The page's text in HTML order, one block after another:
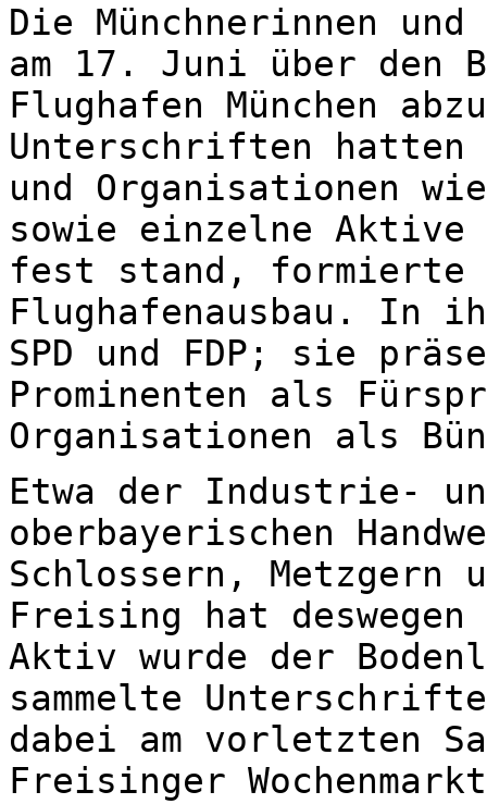
Die Münchnerinnen
am 17. Juni über den
Flughafen München
Unterschriften hatten
und Organisationen
sowie einzelne Aktive
fest stand,
Flughafenausbau. In
SPD und FDP; sie
Prominenten als
Organisationen als
Etwa der Industrie-
oberbayerischen
Schlossern, Metzgern
Freising hat
Aktiv wurde der
sammelte
dabei am vorletzten
Freisinger